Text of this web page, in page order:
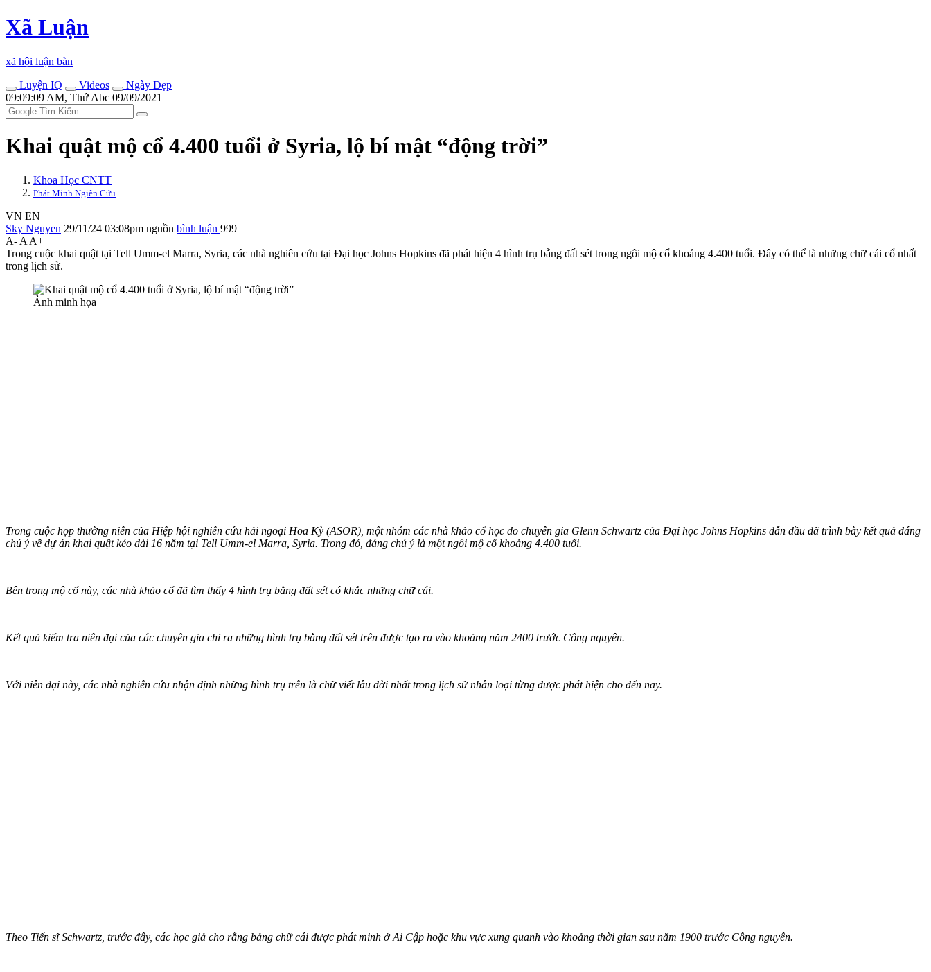
Xã Luận
xã hội luận bàn
Luyện IQ
Videos
Ngày Đẹp
09:09:09 AM, Thứ Abc 09/09/2021
Khai quật mộ cổ 4.400 tuổi ở Syria, lộ bí mật “động trời”
Khoa Học CNTT
Phát Minh Ngiên Cứu
VN EN
Sky Nguyen 29/11/24 03:08pm nguồn bình luận 999
A- A A+
Trong cuộc khai quật tại Tell Umm-el Marra, Syria, các nhà nghiên cứu tại Đại học Johns Hopkins đã phát hiện 4 hình trụ bằng đất sét trong ngôi mộ cổ khoảng 4.400 tuổi. Đây có thể là những chữ cái cổ nhất
trong lịch sử.
Ảnh minh họa
Trong cuộc họp thường niên của Hiệp hội nghiên cứu hải ngoại Hoa Kỳ (ASOR), một nhóm các nhà khảo cổ học do chuyên gia Glenn Schwartz của Đại học Johns Hopkins dẫn đầu đã trình bày kết quả đáng
chú ý về dự án khai quật kéo dài 16 năm tại Tell Umm-el Marra, Syria. Trong đó, đáng chú ý là một ngôi mộ cổ khoảng 4.400 tuổi.
Bên trong mộ cổ này, các nhà khảo cổ đã tìm thấy 4 hình trụ bằng đất sét có khắc những chữ cái.
Kết quả kiểm tra niên đại của các chuyên gia chỉ ra những hình trụ bằng đất sét trên được tạo ra vào khoảng năm 2400 trước Công nguyên.
Với niên đại này, các nhà nghiên cứu nhận định những hình trụ trên là chữ viết lâu đời nhất trong lịch sử nhân loại từng được phát hiện cho đến nay.
Theo Tiến sĩ Schwartz, trước đây, các học giả cho rằng bảng chữ cái được phát minh ở Ai Cập hoặc khu vực xung quanh vào khoảng thời gian sau năm 1900 trước Công nguyên.